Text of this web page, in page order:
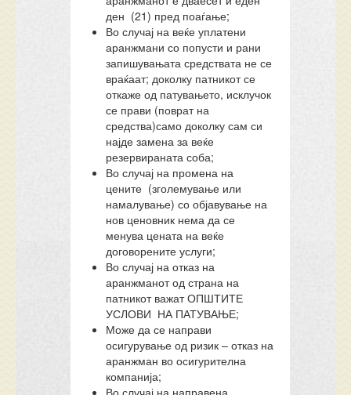
ден (21) пред поаѓање;
Во случај на веќе уплатени
аранжмани со попусти и рани
запишувањата средствата не се
враќаат; доколку патникот се
откаже од патувањето, исклучок
се прави (поврат на
средства)само доколку сам си
најде замена за веќе
резервираната соба;
Во случај на промена на
цените (зголемување или
намалување) со објавување на
нов ценовник нема да се
менува цената на веќе
договорените услуги;
Во случај на отказ на
аранжманот од страна на
патникот важат ОПШТИТЕ
УСЛОВИ НА ПАТУВАЊЕ;
Може да се направи
осигурување од ризик – отказ на
аранжман во осигурителна
компанија;
Во случај на направена